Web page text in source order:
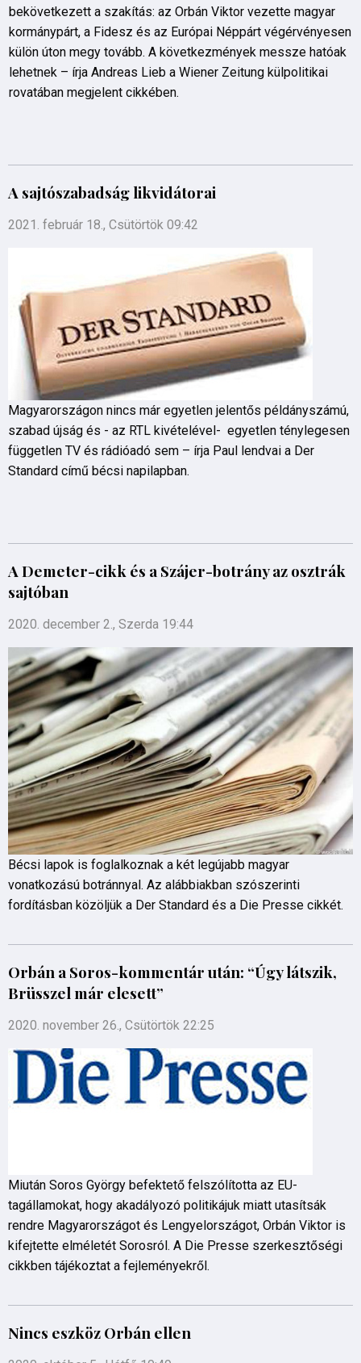
bekövetkezett a szakítás: az Orbán Viktor vezette magyar
kormánypárt, a Fidesz és az Európai Néppárt végérvényesen
külön úton megy tovább. A következmények messze hatóak
lehetnek – írja Andreas Lieb a Wiener Zeitung külpolitikai
rovatában megjelent cikkében.
A sajtószabadság likvidátorai
2021. február 18., Csütörtök 09:42
Magyarországon nincs már egyetlen jelentős példányszámú,
szabad újság és - az RTL kivételével- egyetlen ténylegesen
független TV és rádióadó sem – írja Paul lendvai a Der
Standard című bécsi napilapban.
A Demeter-cikk és a Szájer-botrány az osztrák
sajtóban
2020. december 2., Szerda 19:44
Bécsi lapok is foglalkoznak a két legújabb magyar
vonatkozású botránnyal. Az alábbiakban szószerinti
fordításban közöljük a Der Standard és a Die Presse cikkét.
Orbán a Soros-kommentár után: “Úgy látszik,
Brüsszel már elesett”
2020. november 26., Csütörtök 22:25
Miután Soros György befektető felszólította az EU-
tagállamokat, hogy akadályozó politikájuk miatt utasítsák
rendre Magyarországot és Lengyelországot, Orbán Viktor is
kifejtette elméletét Sorosról. A Die Presse szerkesztőségi
cikkben tájékoztat a fejleményekről.
Nincs eszköz Orbán ellen